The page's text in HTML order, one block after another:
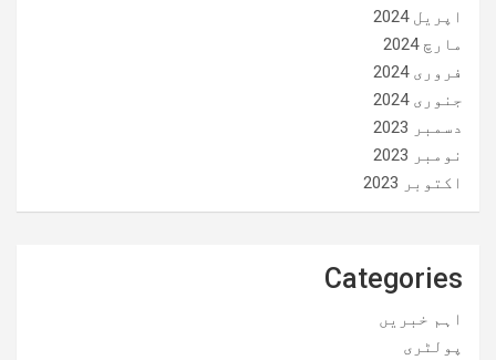
اپریل 2024
مارچ 2024
فروری 2024
جنوری 2024
دسمبر 2023
نومبر 2023
اکتوبر 2023
Categories
اہم خبریں
پولٹری